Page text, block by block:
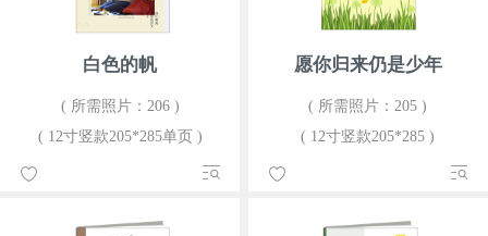
白色的帆
( 所需照片：206 )
( 12寸竖款205*285单页 )
愿你归来仍是少年
( 所需照片：205 )
( 12寸竖款205*285 )